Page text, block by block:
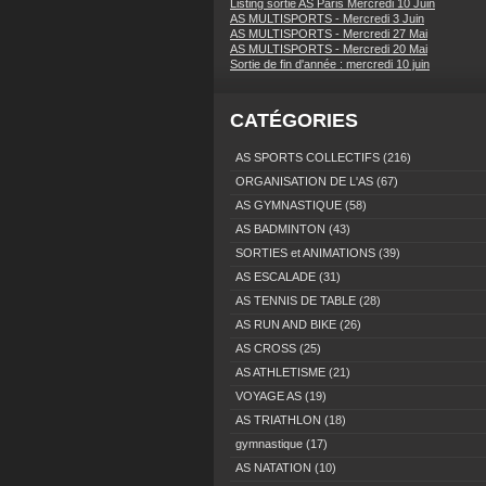
Listing sortie AS Paris Mercredi 10 Juin
AS MULTISPORTS - Mercredi 3 Juin
AS MULTISPORTS - Mercredi 27 Mai
AS MULTISPORTS - Mercredi 20 Mai
Sortie de fin d'année : mercredi 10 juin
CATÉGORIES
AS SPORTS COLLECTIFS (216)
ORGANISATION DE L'AS (67)
AS GYMNASTIQUE (58)
AS BADMINTON (43)
SORTIES et ANIMATIONS (39)
AS ESCALADE (31)
AS TENNIS DE TABLE (28)
AS RUN AND BIKE (26)
AS CROSS (25)
AS ATHLETISME (21)
VOYAGE AS (19)
AS TRIATHLON (18)
gymnastique (17)
AS NATATION (10)